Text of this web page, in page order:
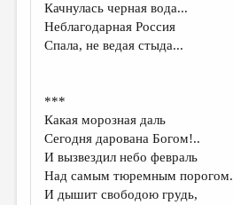
ВКОНТАКТЕ
Качнулась черная вода...
Неблагодарная Россия
Спала, не ведая стыда...
***
Какая морозная даль
Сегодня дарована Богом!..
И вызвездил небо февраль
Над самым тюремным порогом.
И дышит свободою грудь,